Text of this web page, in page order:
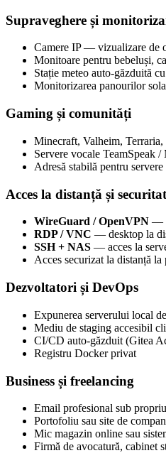
Supraveghere și
Camere IP — vizualizare de
Monitoare pentru bebeluși,
Stație meteo auto-găzduită
Monitorizarea panourilor
Gaming și comunități
Minecraft, Valheim,
Servere vocale TeamSpeak /
Adresă stabilă pentru
Acces la distanță și
WireGuard / OpenVPN —
RDP / VNC — desktop la
SSH + NAS — acces la
Acces securizat la distanță
Dezvoltatori și DevOps
Expunerea serverului local
Mediu de staging accesibil
CI/CD auto-găzduit (Gitea
Registru Docker privat
Business și freelancing
Email profesional sub
Portofoliu sau site de
Mic magazin online sau
Firmă de avocatură, cabinet